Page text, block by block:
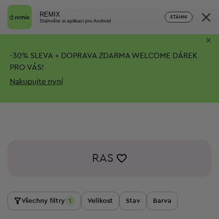
REMIX
Stáhněte si aplikaci pro Android
STÁHNI ×
-30% SLEVA + DOPRAVA ZDARMA WELCOME DÁREK
PRO VÁS!
Nakupujte nyní
×
RAS
Všechny filtry 1 Velikost Stav Barva